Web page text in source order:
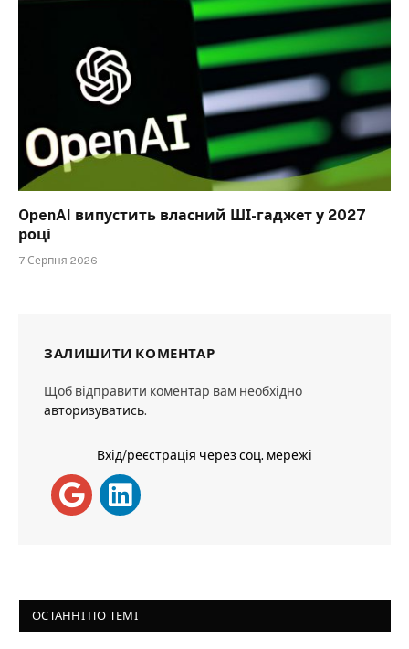
OpenAI випустить власний ШІ-гаджет у 2027
році
7 Серпня 2026
ЗАЛИШИТИ КОМЕНТАР
Щоб відправити коментар вам необхідно
авторизуватись.
Вхід/реєстрація через соц. мережі
ОСТАННІ ПО ТЕМІ